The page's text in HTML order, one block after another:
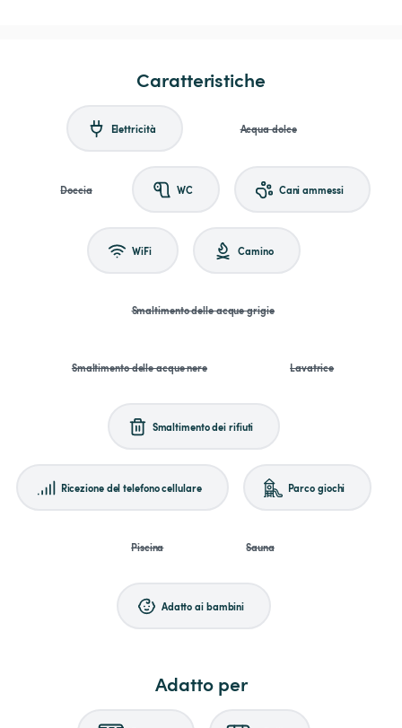
Caratteristiche
Elettricità Acqua dolce
Doccia WC Cani ammessi
WiFi Camino
Smaltimento delle acque grigie
Smaltimento delle acque nere Lavatrice
Smaltimento dei rifiuti
Ricezione del telefono cellulare Parco giochi
Piscina Sauna
Adatto ai bambini
Adatto per